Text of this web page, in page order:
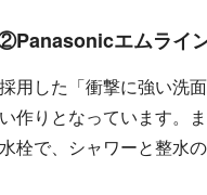
エムライ
用した「衝撃に強い洗
作りとなっています。
栓で、シャワーと整水